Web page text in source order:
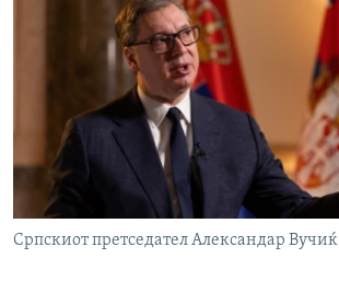
Српскиот претседател Александар Вучиќ